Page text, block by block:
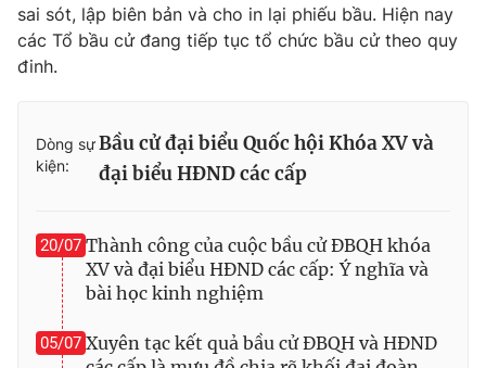
sai sót, lập biên bản và cho in lại phiếu bầu. Hiện nay
các Tổ bầu cử đang tiếp tục tổ chức bầu cử theo quy
đinh.
Dòng sự
kiện:
Bầu cử đại biểu Quốc hội Khóa XV và
đại biểu HĐND các cấp
20/07 Thành công của cuộc bầu cử ĐBQH khóa
XV và đại biểu HĐND các cấp: Ý nghĩa và
bài học kinh nghiệm
05/07 Xuyên tạc kết quả bầu cử ĐBQH và HĐND